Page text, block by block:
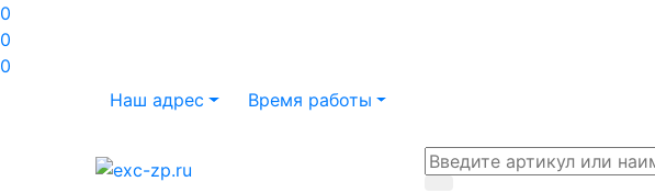
0
0
0
Наш адрес
Время работы